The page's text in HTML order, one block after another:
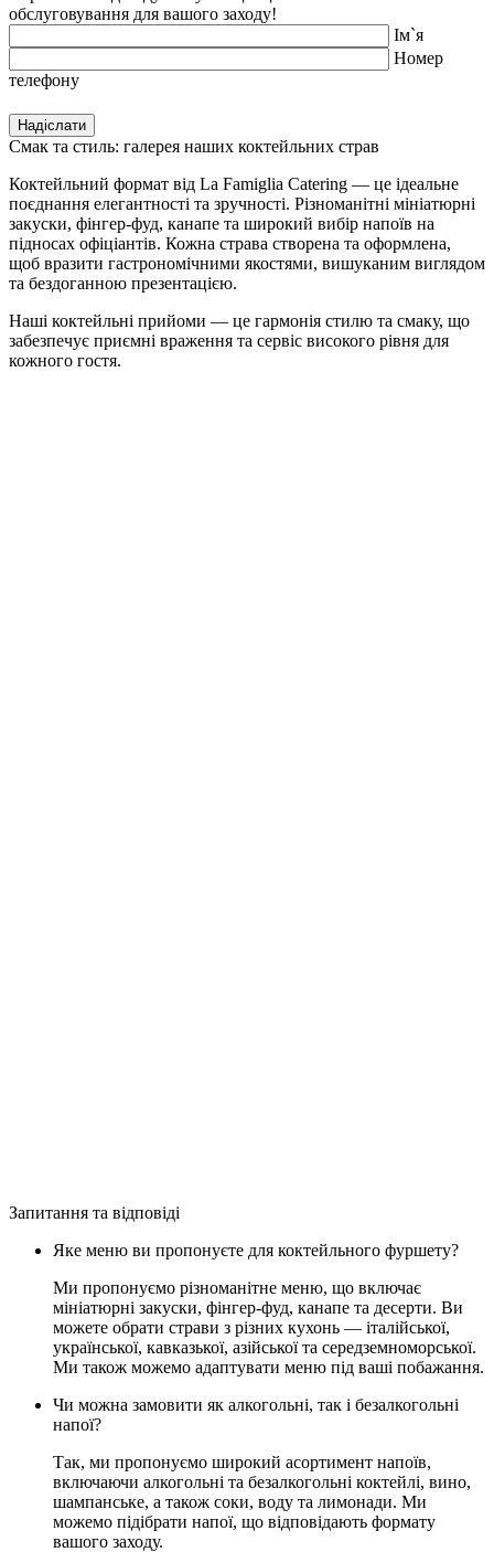
обслуговування для вашого заходу!
Iм`я
Номер
телефону
Смак та стиль: галерея наших коктейльних страв
Коктейльний формат від La Famiglia Catering — це ідеальне
поєднання елегантності та зручності. Різноманітні мініатюрні
закуски, фінгер-фуд, канапе та широкий вибір напоїв на
підносах офіціантів. Кожна страва створена та оформлена,
щоб вразити гастрономічними якостями, вишуканим виглядом
та бездоганною презентацією.
Наші коктейльні прийоми — це гармонія стилю та смаку, що
забезпечує приємні враження та сервіс високого рівня для
кожного гостя.
Запитання та відповіді
Яке меню ви пропонуєте для коктейльного фуршету?
Ми пропонуємо різноманітне меню, що включає
мініатюрні закуски, фінгер-фуд, канапе та десерти. Ви
можете обрати страви з різних кухонь — італійської,
української, кавказької, азійської та середземноморської.
Ми також можемо адаптувати меню під ваші побажання.
Чи можна замовити як алкогольні, так і безалкогольні
напої?
Так, ми пропонуємо широкий асортимент напоїв,
включаючи алкогольні та безалкогольні коктейлі, вино,
шампанське, а також соки, воду та лимонади. Ми
можемо підібрати напої, що відповідають формату
вашого заходу.